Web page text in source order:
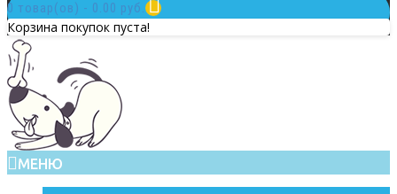
0 товар(ов) - 0.00 руб.
Корзина покупок пуста!
МЕНЮ